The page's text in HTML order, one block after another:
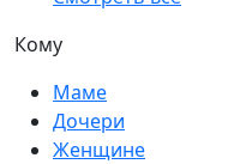
Кому
Маме
Дочери
Женщине